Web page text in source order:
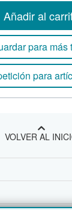
Añadir al
para más
para
VOLVER AL